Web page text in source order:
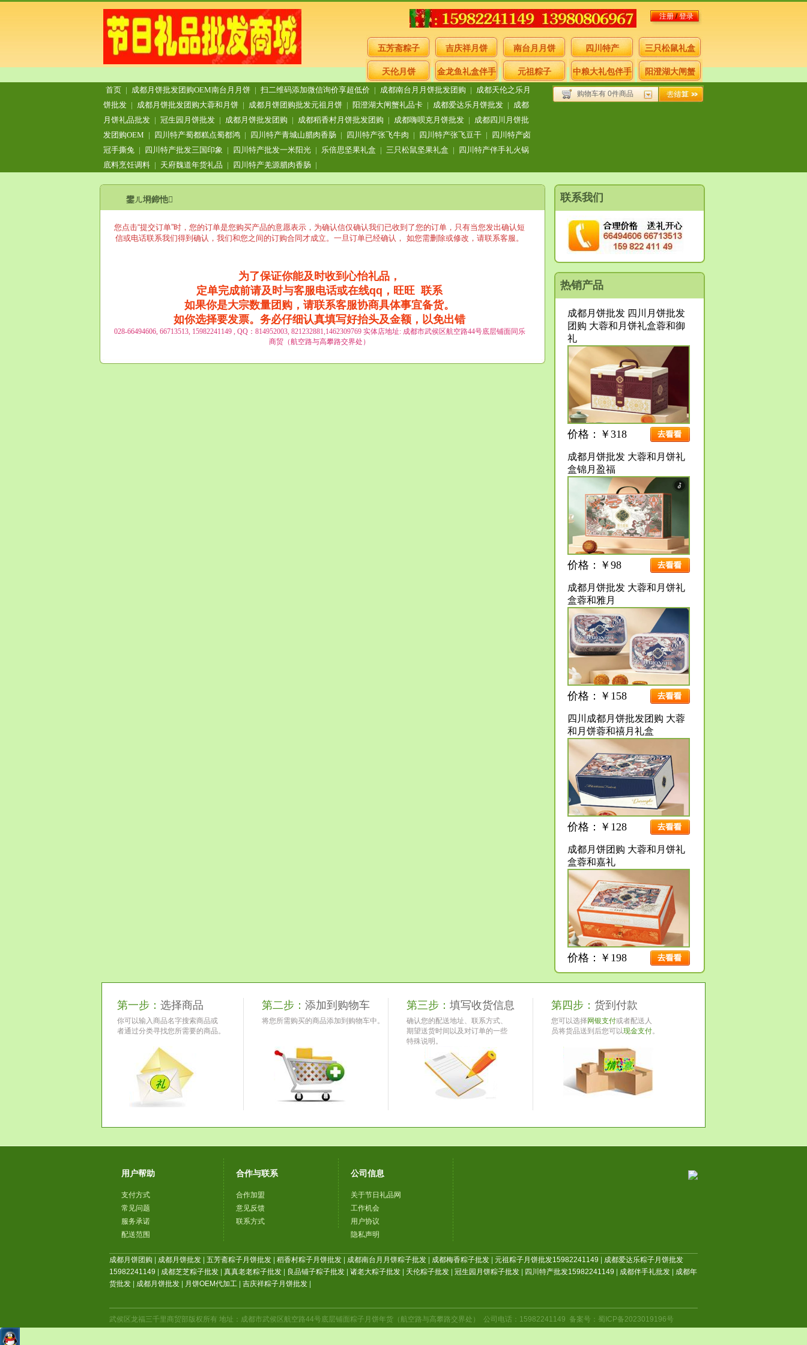
注册/登录
五芳斋粽子 吉庆祥月饼 南台月月饼 四川特产 三只松鼠礼盒
天伦月饼 金龙鱼礼盒伴手
礼
元祖粽子 中粮大礼包伴手
礼
阳澄湖大闸蟹
首页 | 成都月饼批发团购OEM南台月月饼 | 扫二维码添加微信询价享超低价 | 成都南台月月饼批发团购 | 成都天伦之乐月
饼批发 | 成都月饼批发团购大蓉和月饼 | 成都月饼团购批发元祖月饼 | 阳澄湖大闸蟹礼品卡 | 成都爱达乐月饼批发 | 成都
月饼礼品批发 | 冠生园月饼批发 | 成都月饼批发团购 | 成都稻香村月饼批发团购 | 成都嗨呗克月饼批发 | 成都四川月饼批
发团购OEM | 四川特产蜀都糕点蜀都鸿 | 四川特产青城山腊肉香肠 | 四川特产张飞牛肉 | 四川特产张飞豆干 | 四川特产卤
冠手撕兔 | 四川特产批发三国印象 | 四川特产批发一米阳光 | 乐倍思坚果礼盒 | 三只松鼠坚果礼盒 | 四川特产伴手礼火锅
底料烹饪调料 | 天府魏道年货礼品 | 四川特产羌源腊肉香肠 |
购物车有 0件商品
鐢ㄦ埛鍗忚
您点击“提交订单”时，您的订单是您购买产品的意愿表示，为确认信仅确认我们已收到了您的订单，只有当您发出确认短
信或电话联系我们得到确认，我们和您之间的订购合同才成立。一旦订单已经确认， 如您需删除或修改，请联系客服。
为了保证你能及时收到心怡礼品，
定单完成前请及时与客服电话或在线qq，旺旺 联系
如果你是大宗数量团购，请联系客服协商具体事宜备货。
如你选择要发票。务必仔细认真填写好抬头及金额，以免出错
028-66494606, 66713513, 15982241149 , QQ：814952003, 821232881,1462309769 实体店地址: 成都市武侯区航空路44号底层铺面同乐
商贸（航空路与高攀路交界处）
联系我们
热销产品
成都月饼批发 四川月饼批发
团购 大蓉和月饼礼盒蓉和御
礼
价格：￥318
成都月饼批发 大蓉和月饼礼
盒锦月盈福
价格：￥98
成都月饼批发 大蓉和月饼礼
盒蓉和雅月
价格：￥158
四川成都月饼批发团购 大蓉
和月饼蓉和禧月礼盒
价格：￥128
成都月饼团购 大蓉和月饼礼
盒蓉和嘉礼
价格：￥198
第一步： 选择商品
你可以输入商品名字搜索商品或
者通过分类寻找您所需要的商品。
第二步： 添加到购物车
将您所需购买的商品添加到购物车中。
第三步： 填写收货信息
确认您的配送地址、联系方式、
期望送货时间以及对订单的一些
特殊说明。
第四步： 货到付款
您可以选择 网银支付或者配送人
员将货品送到后您可以现金支付。
用户帮助
支付方式
常见问题
服务承诺
配送范围
合作与联系
合作加盟
意见反馈
联系方式
公司信息
关于节日礼品网
工作机会
用户协议
隐私声明
成都月饼团购 成都月饼批发 五芳斋粽子月饼批发 稻香村粽子月饼批发 成都南台月月饼粽子批发 成都梅香粽子批发 元祖粽子月饼批发15982241149
成都爱达乐粽子月饼批发
15982241149
成都芝芝粽子批发 真真老老粽子批发 良品铺子粽子批发 诸老大粽子批发 天伦粽子批发 冠生园月饼粽子批发 四川特产批发15982241149 成都伴手礼批发
成都年
货批发
成都月饼批发 月饼OEM代加工 吉庆祥粽子月饼批发
武侯区龙福三千里商贸部版权所有 地址：成都市武侯区航空路44号底层铺面粽子月饼年货（航空路与高攀路交界处） 公司电话：15982241149 备案号：蜀ICP备2023019196号